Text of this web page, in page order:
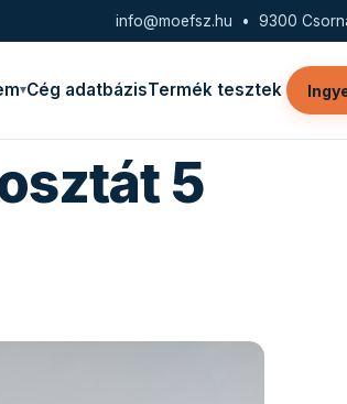
info@moefsz.hu • 9300
Cég adatbázisTermék tesztek
5